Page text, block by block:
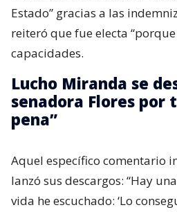
Estado” gracias a las
reiteró que fue electa
capacidades.
Lucho Miranda se
senadora Flores por
pena”
Aquel específico comentario
lanzó sus descargos: “Hay
vida he escuchado: ‘Lo